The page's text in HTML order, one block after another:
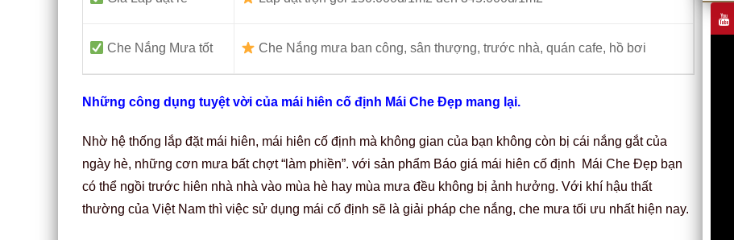
Che Nắng Mưa tốt Che Nắng mưa ban công, sân thượng, trước nhà, quán cafe, hồ bơi
Những công dụng tuyệt vời của mái hiên cố định Mái Che Đẹp mang lại.
Nhờ hệ thống lắp đặt mái hiên, mái hiên cố định mà không gian của bạn không còn bị cái nắng gắt của
ngày hè, những cơn mưa bất chợt “làm phiền”. với sản phẩm Báo giá mái hiên cố định Mái Che Đẹp bạn
có thể ngồi trước hiên nhà nhà vào mùa hè hay mùa mưa đều không bị ảnh hưởng. Với khí hậu thất
thường của Việt Nam thì việc sử dụng mái cố định sẽ là giải pháp che nắng, che mưa tối ưu nhất hiện nay.